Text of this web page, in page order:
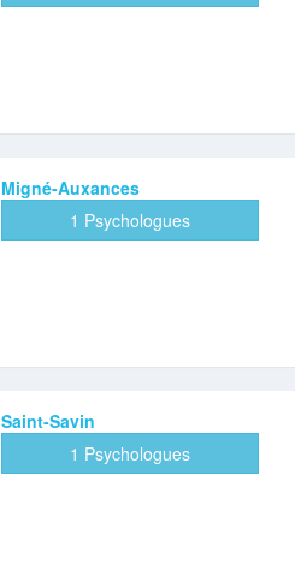
Migné-Auxances
1 Psychologues
Saint-Savin
1 Psychologues